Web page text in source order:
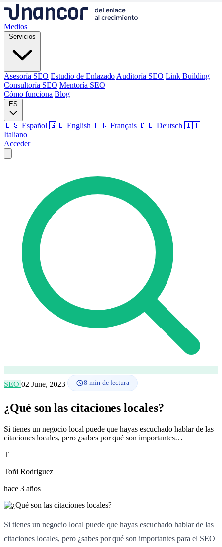
Medios
Servicios
Asesoría SEO Estudio de Enlazado Auditoría SEO Link Building
Consultoría SEO Mentoría SEO
Cómo funciona Blog
ES
🇪🇸 Español 🇬🇧 English 🇫🇷 Français 🇩🇪 Deutsch 🇮🇹
Italiano
Acceder
Asesoría SEO Estudio de Enlazado Auditoría SEO
Consultoría SEO
Cómo funciona
Idioma
🇪🇸 ES
🇬🇧 EN
Acceder
SEO 02 June, 2023 8 min de lectura
¿Qué son las citaciones locales?
Si tienes un negocio local puede que hayas escuchado hablar de las
citaciones locales, pero ¿sabes por qué son importantes…
T
Toñi Rodriguez
hace 3 años
Si tienes un negocio local puede que hayas escuchado hablar de las
citaciones locales, pero ¿sabes por qué son importantes para el SEO